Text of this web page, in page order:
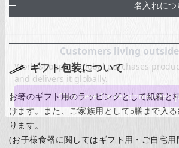
名入れに
ギフト包装について
お箸のギフト用のラッピングとして紙箱と
けます。また、ご家族用として5膳まで入
ります。
(お子様食器に関してはギフト用・ご自宅